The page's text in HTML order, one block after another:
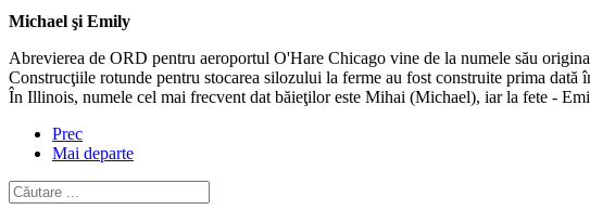
Michael şi Emily
Abrevierea de ORD pentru aeroportul O'Hare Chicago vine de la numele său
Construcţiile rotunde pentru stocarea silozului la ferme au fost construite prima dată
În Illinois, numele cel mai frecvent dat băieţilor este Mihai (Michael), iar la fete -
Prec
Mai departe